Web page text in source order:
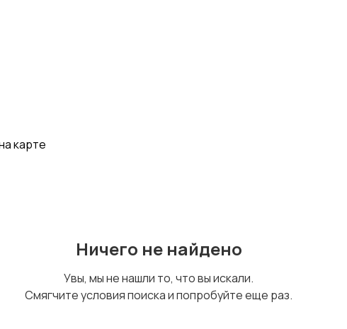
карте
Ничего не найдено
Увы, мы не нашли то, что вы искали.
Смягчите условия поиска и попробуйте еще раз.